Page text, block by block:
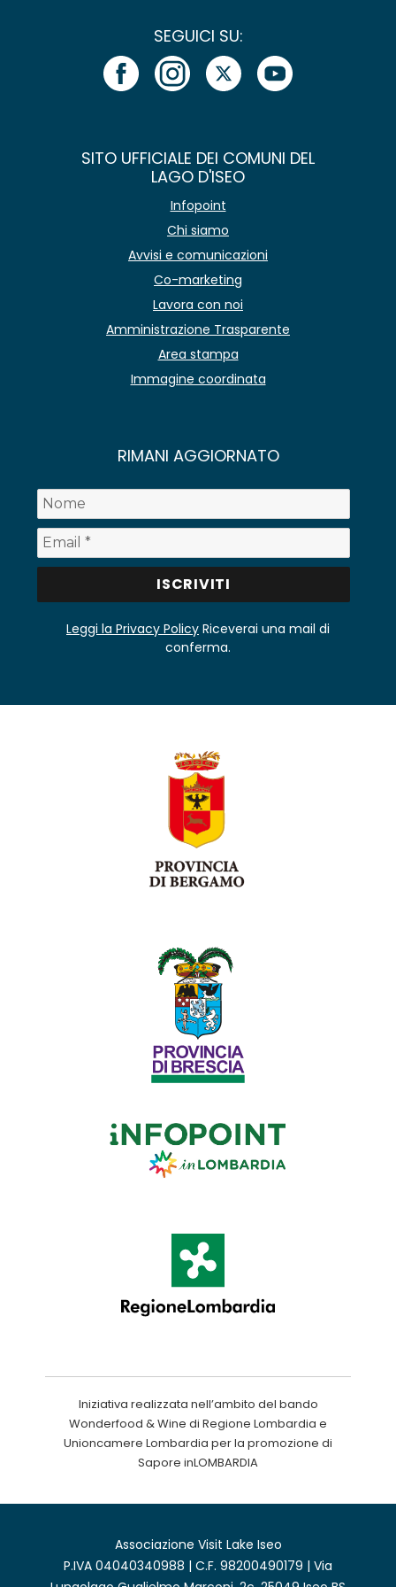
SEGUICI SU:
SITO UFFICIALE DEI COMUNI DEL
LAGO D'ISEO
Infopoint
Chi siamo
Avvisi e comunicazioni
Co-marketing
Lavora con noi
Amministrazione Trasparente
Area stampa
Immagine coordinata
RIMANI AGGIORNATO
Leggi la Privacy Policy Riceverai una mail di
conferma.
Iniziativa realizzata nell’ambito del bando
Wonderfood & Wine di Regione Lombardia e
Unioncamere Lombardia per la promozione di
Sapore inLOMBARDIA
Associazione Visit Lake Iseo
P.IVA 04040340988 | C.F. 98200490179 | Via